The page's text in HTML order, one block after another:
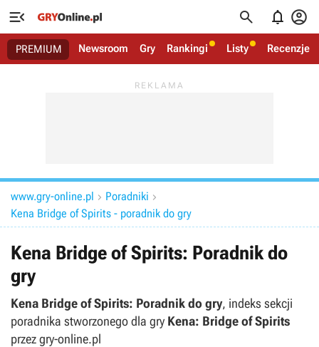
   
PREMIUM Newsroom Gry Rankingi Listy Recenzje
www.gry-online.pl  Poradniki 
Kena Bridge of Spirits - poradnik do gry
Kena Bridge of Spirits: Poradnik do
gry
Kena Bridge of Spirits: Poradnik do gry, indeks sekcji
poradnika stworzonego dla gry Kena: Bridge of Spirits
przez gry-online.pl